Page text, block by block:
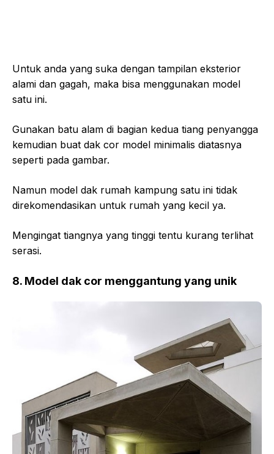
Untuk anda yang suka dengan tampilan eksterior
alami dan gagah, maka bisa menggunakan model
satu ini.
Gunakan batu alam di bagian kedua tiang penyangga
kemudian buat dak cor model minimalis diatasnya
seperti pada gambar.
Namun model dak rumah kampung satu ini tidak
direkomendasikan untuk rumah yang kecil ya.
Mengingat tiangnya yang tinggi tentu kurang terlihat
serasi.
8. Model dak cor menggantung yang unik